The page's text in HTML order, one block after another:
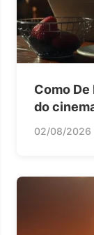
Como
do
02/08/2026